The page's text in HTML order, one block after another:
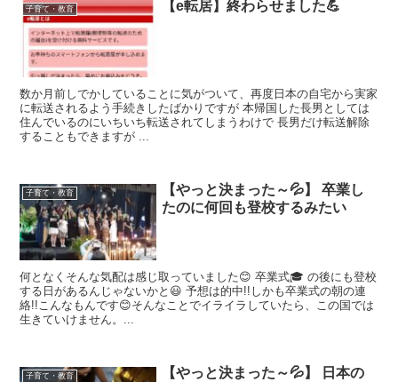
子育て・教育 【e転居】終わらせました💪
数か月前しでかしていることに気がついて、再度日本の自宅から実家
に転送されるよう手続きしたばかりですが 本帰国した長男としては
住んでいるのにいちいち転送されてしまうわけで 長男だけ転送解除
することもできますが ...
子育て・教育
【やっと決まった～💦】 卒業し
たのに何回も登校するみたい
何となくそんな気配は感じ取っていました😊 卒業式🎓️ の後にも登校
する日があるんじゃないかと😃 予想は的中!!しかも卒業式の朝の連
絡!!こんなもんです😊そんなことでイライラしていたら、この国では
生きていけません。...
子育て・教育
【やっと決まった～💦】 日本の